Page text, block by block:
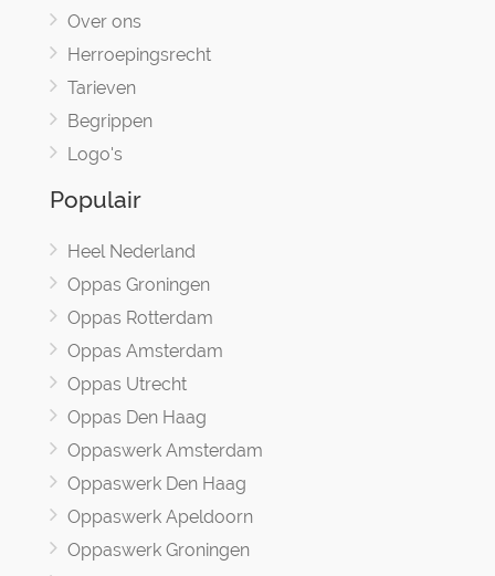
Over ons
Herroepingsrecht
Tarieven
Begrippen
Logo's
Populair
Heel Nederland
Oppas Groningen
Oppas Rotterdam
Oppas Amsterdam
Oppas Utrecht
Oppas Den Haag
Oppaswerk Amsterdam
Oppaswerk Den Haag
Oppaswerk Apeldoorn
Oppaswerk Groningen